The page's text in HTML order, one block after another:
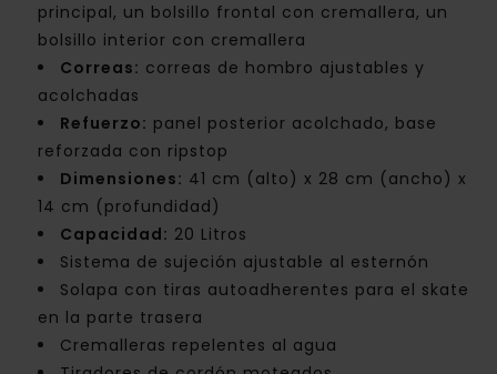
principal, un bolsillo frontal con cremallera, un
bolsillo interior con cremallera
Correas: correas de hombro ajustables y
acolchadas
Refuerzo: panel posterior acolchado, base
reforzada con ripstop
Dimensiones: 41 cm (alto) x 28 cm (ancho) x
14 cm (profundidad)
Capacidad: 20 Litros
Sistema de sujeción ajustable al esternón
Solapa con tiras autoadherentes para el skate
en la parte trasera
Cremalleras repelentes al agua